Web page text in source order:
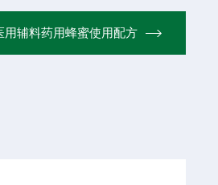
用辅料药用蜂蜜使用配方